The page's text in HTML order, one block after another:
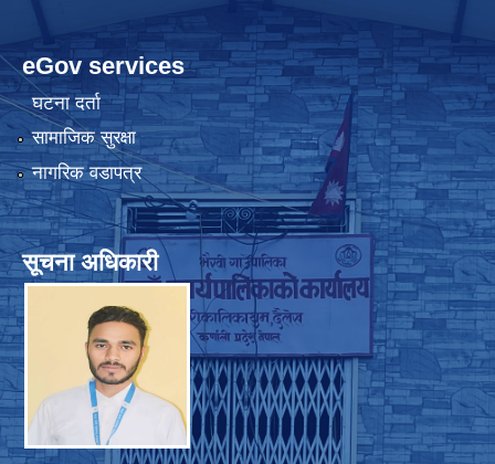
eGov services
घटना दर्ता
सामाजिक सुरक्षा
नागरिक वडापत्र
सूचना अधिकारी